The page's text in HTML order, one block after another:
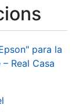
para la
Real Casa